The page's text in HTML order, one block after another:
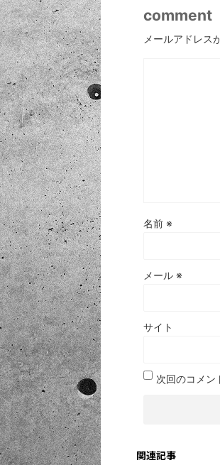
comment
メールアドレス
名前 ※
メール ※
サイト
次回のコメン
関連記事